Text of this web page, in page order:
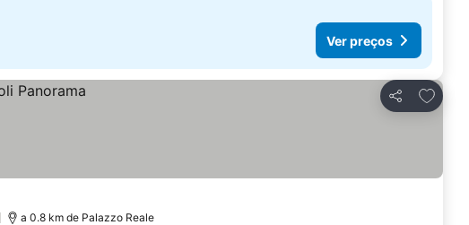
Ver preços
Partilhar
a 0.8 km de Palazzo Reale